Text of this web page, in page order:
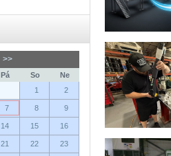
>>
Pá So
Ne
1
2
7 8 9
14 15 16
21 22 23